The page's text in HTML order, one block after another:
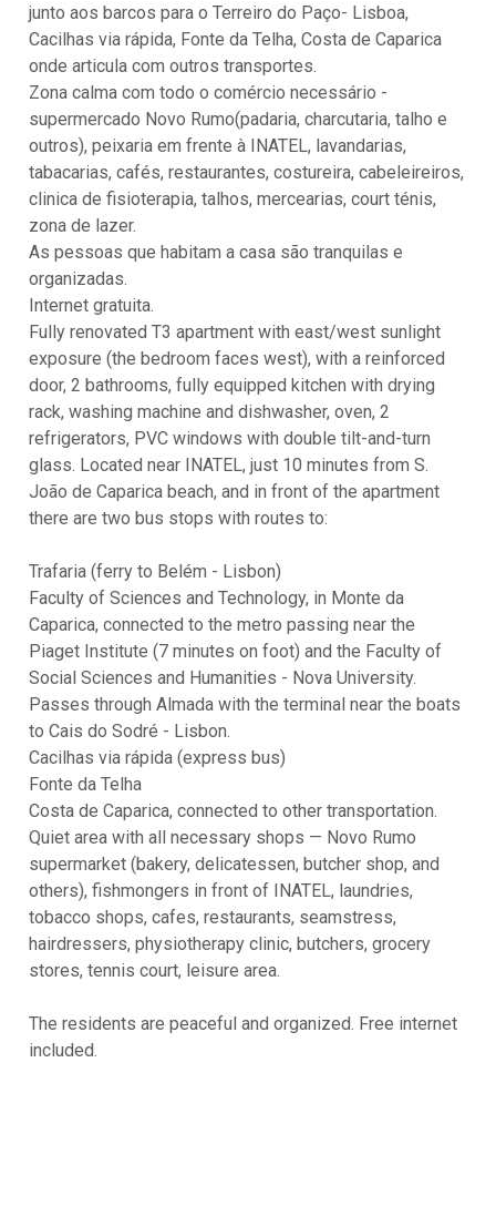
junto aos barcos para o Terreiro do Paço- Lisboa,
Cacilhas via rápida, Fonte da Telha, Costa de Caparica
onde articula com outros transportes.
Zona calma com todo o comércio necessário -
supermercado Novo Rumo(padaria, charcutaria, talho e
outros), peixaria em frente à INATEL, lavandarias,
tabacarias, cafés, restaurantes, costureira, cabeleireiros,
clinica de fisioterapia, talhos, mercearias, court ténis,
zona de lazer.
As pessoas que habitam a casa são tranquilas e
organizadas.
Internet gratuita.
Fully renovated T3 apartment with east/west sunlight
exposure (the bedroom faces west), with a reinforced
door, 2 bathrooms, fully equipped kitchen with drying
rack, washing machine and dishwasher, oven, 2
refrigerators, PVC windows with double tilt-and-turn
glass. Located near INATEL, just 10 minutes from S.
João de Caparica beach, and in front of the apartment
there are two bus stops with routes to:
Trafaria (ferry to Belém - Lisbon)
Faculty of Sciences and Technology, in Monte da
Caparica, connected to the metro passing near the
Piaget Institute (7 minutes on foot) and the Faculty of
Social Sciences and Humanities - Nova University.
Passes through Almada with the terminal near the boats
to Cais do Sodré - Lisbon.
Cacilhas via rápida (express bus)
Fonte da Telha
Costa de Caparica, connected to other transportation.
Quiet area with all necessary shops — Novo Rumo
supermarket (bakery, delicatessen, butcher shop, and
others), fishmongers in front of INATEL, laundries,
tobacco shops, cafes, restaurants, seamstress,
hairdressers, physiotherapy clinic, butchers, grocery
stores, tennis court, leisure area.
The residents are peaceful and organized. Free internet
included.